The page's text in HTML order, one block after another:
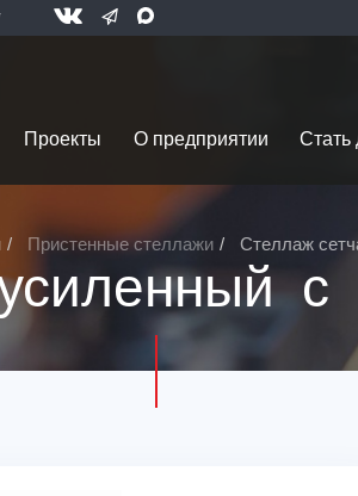
Проекты О предприятии Стать
Пристенные стеллажи Стеллаж
с